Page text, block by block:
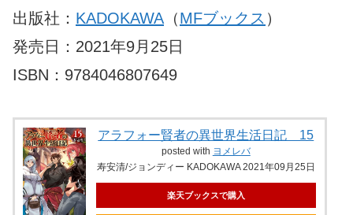
出版社： KADOKAWA （MFブックス ）
発売日：2021年9月25日
ISBN：9784046807649
アラフォー賢者の異世界生活日記 15
posted with ヨメレバ
寿安清/ジョンディー KADOKAWA 2021年09月25日
楽天ブックスで購入